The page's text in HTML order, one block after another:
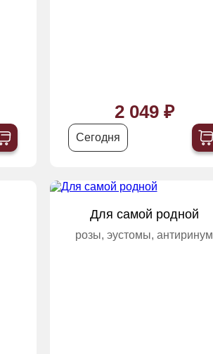
2 049 ₽
Сегодня
Для самой родной
розы, эустомы, антиринум